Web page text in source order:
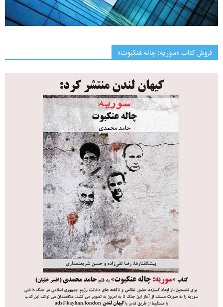
فروش کتاب «سوریه: چاله عنکبوت»